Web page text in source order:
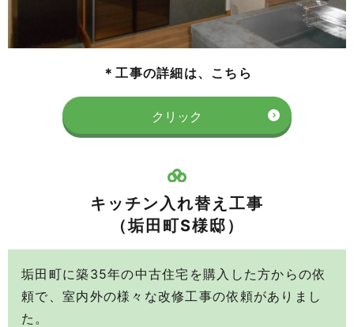
＊工事の詳細は、こちら
クリック
キッチン入れ替え工事
（垢田町S様邸）
垢田町に築35年の中古住宅を購入した方からの依
頼で、室内外の様々な改修工事の依頼がありまし
た。